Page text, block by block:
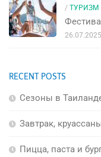
/ ТУРИЗМ
26.07.2025
RECENT POSTS
Сезоны в
Завтрак,
Пицца, паста и